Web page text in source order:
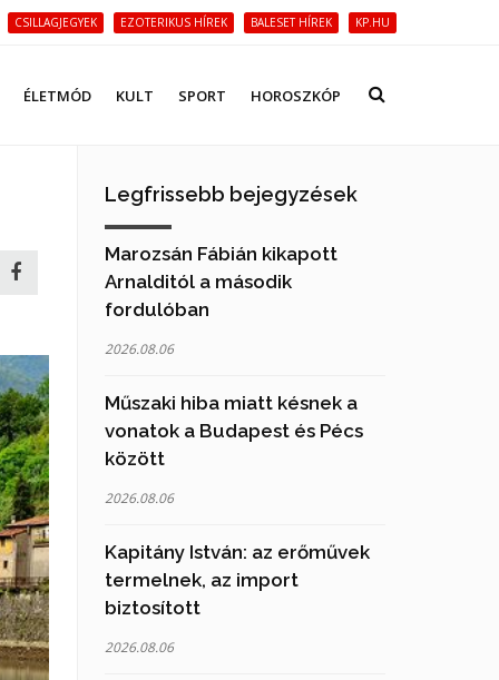
CSILLAGJEGYEK EZOTERIKUS HÍREK BALESET HÍREK KP.HU
ÉLETMÓD KULT SPORT HOROSZKÓP
Legfrissebb bejegyzések
Marozsán Fábián kikapott
Arnalditól a második
fordulóban
2026.08.06
Műszaki hiba miatt késnek a
vonatok a Budapest és Pécs
között
2026.08.06
Kapitány István: az erőművek
termelnek, az import
biztosított
2026.08.06